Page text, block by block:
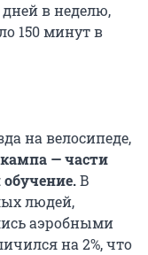
в неделю,
150 минут в
на велосипеде,
— части
В
людей,
аэробными
на 2%, что